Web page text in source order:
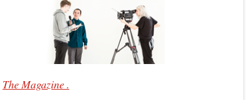
The Magazine .